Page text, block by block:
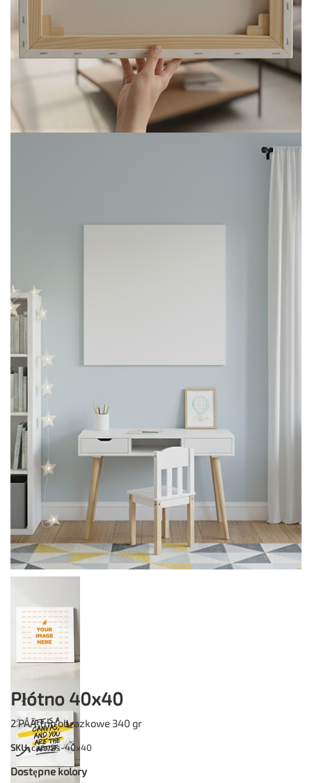
Płótno 40x40
2 PÅÃ³tno obrazkowe 340 gr
SKU: canvas-40x40
Dostępne kolory